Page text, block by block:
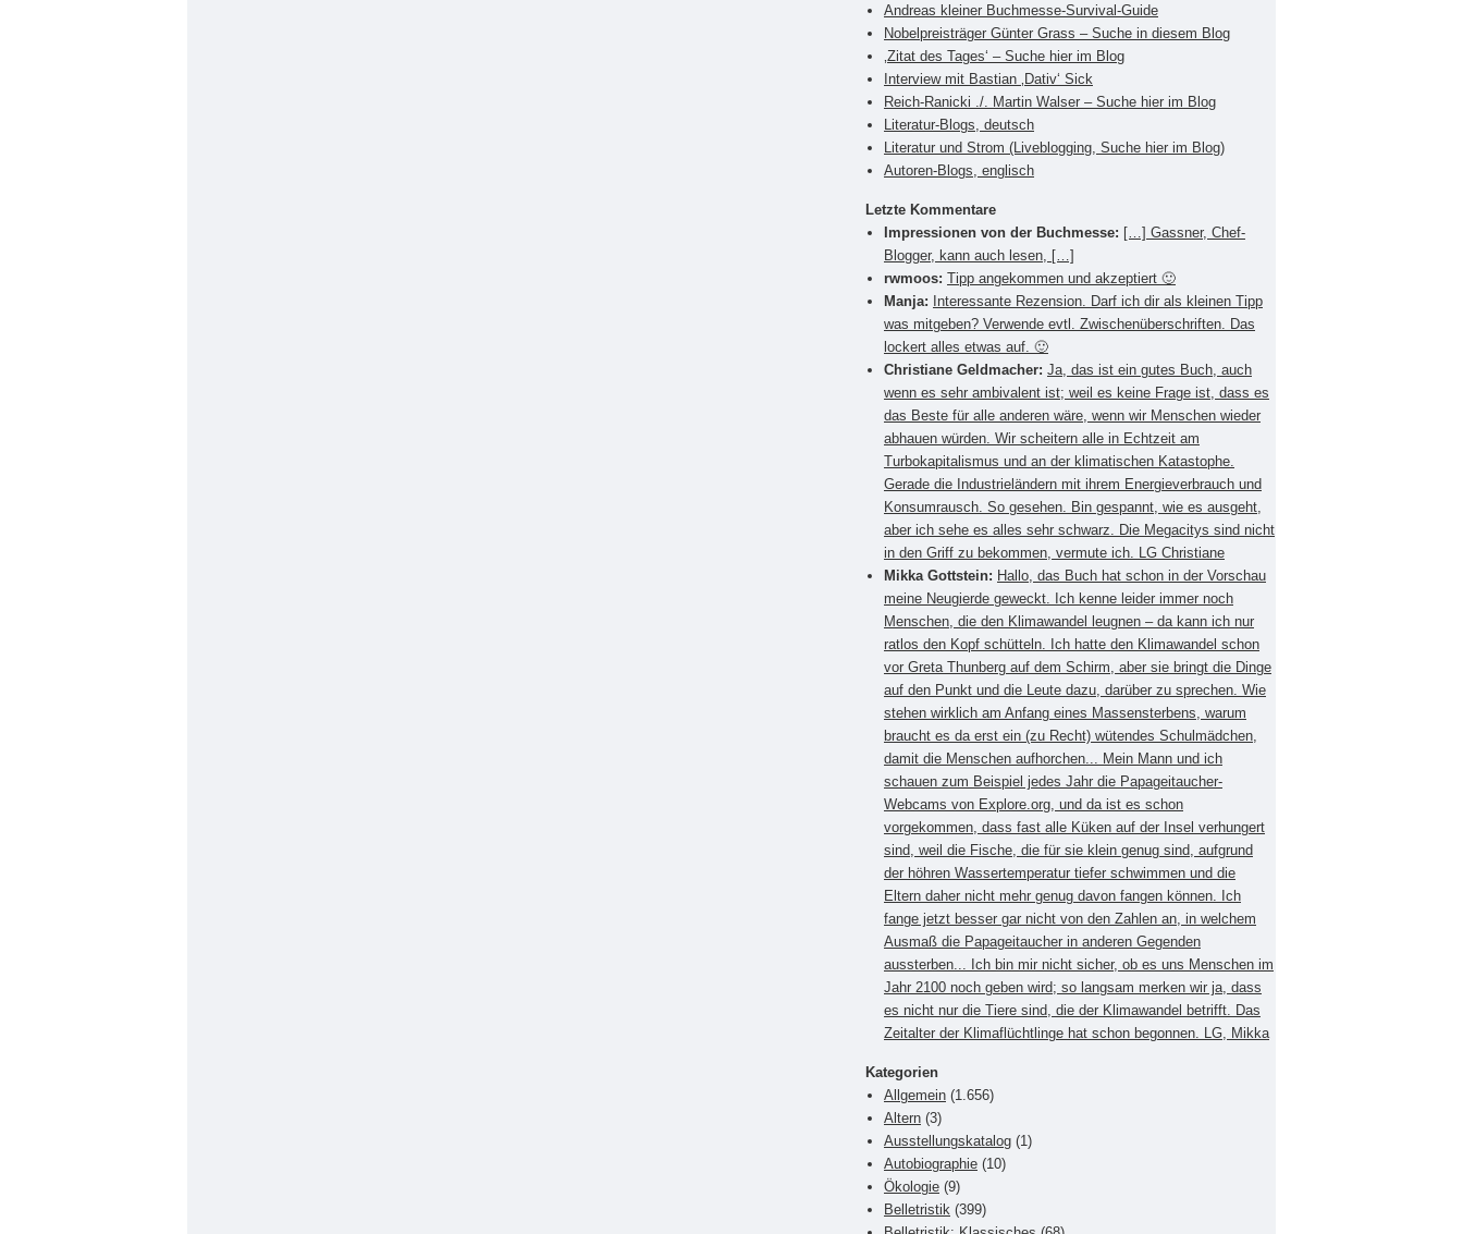
Andreas kleiner Buchmesse-Survival-Guide
Nobelpreisträger Günter Grass – Suche in diesem Blog
‚Zitat des Tages‘ – Suche hier im Blog
Interview mit Bastian ‚Dativ‘ Sick
Reich-Ranicki ./. Martin Walser – Suche hier im Blog
Literatur-Blogs, deutsch
Literatur und Strom (Liveblogging, Suche hier im Blog)
Autoren-Blogs, englisch
Letzte Kommentare
Impressionen von der Buchmesse: […] Gassner, Chef-
Blogger, kann auch lesen, […]
rwmoos: Tipp angekommen und akzeptiert 🙂
Manja:
Interessante Rezension. Darf ich dir als kleinen Tipp
was mitgeben? Verwende evtl. Zwischenüberschriften. Das
lockert alles etwas auf. 🙂
Christiane Geldmacher: Ja, das ist ein gutes Buch, auch
wenn es sehr ambivalent ist; weil es keine Frage ist, dass es
das Beste für alle anderen wäre, wenn wir Menschen wieder
abhauen würden. Wir scheitern alle in Echtzeit am
Turbokapitalismus und an der klimatischen Katastophe.
Gerade die Industrieländern mit ihrem Energieverbrauch und
Konsumrausch. So gesehen. Bin gespannt, wie es ausgeht,
aber ich sehe es alles sehr schwarz. Die Megacitys sind nicht
in den Griff zu bekommen, vermute ich. LG Christiane
Mikka Gottstein: Hallo, das Buch hat schon in der Vorschau
meine Neugierde geweckt. Ich kenne leider immer noch
Menschen, die den Klimawandel leugnen – da kann ich nur
ratlos den Kopf schütteln. Ich hatte den Klimawandel schon
vor Greta Thunberg auf dem Schirm, aber sie bringt die Dinge
auf den Punkt und die Leute dazu, darüber zu sprechen. Wie
stehen wirklich am Anfang eines Massensterbens, warum
braucht es da erst ein (zu Recht) wütendes Schulmädchen,
damit die Menschen aufhorchen... Mein Mann und ich
schauen zum Beispiel jedes Jahr die Papageitaucher-
Webcams von Explore.org, und da ist es schon
vorgekommen, dass fast alle Küken auf der Insel verhungert
sind, weil die Fische, die für sie klein genug sind, aufgrund
der höhren Wassertemperatur tiefer schwimmen und die
Eltern daher nicht mehr genug davon fangen können. Ich
fange jetzt besser gar nicht von den Zahlen an, in welchem
Ausmaß die Papageitaucher in anderen Gegenden
aussterben... Ich bin mir nicht sicher, ob es uns Menschen im
Jahr 2100 noch geben wird; so langsam merken wir ja, dass
es nicht nur die Tiere sind, die der Klimawandel betrifft. Das
Zeitalter der Klimaflüchtlinge hat schon begonnen. LG, Mikka
Kategorien
Allgemein (1.656)
Altern (3)
Ausstellungskatalog (1)
Autobiographie (10)
Ökologie (9)
Belletristik (399)